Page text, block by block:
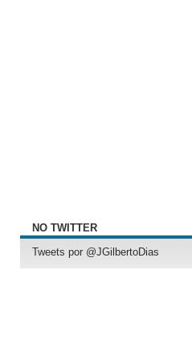
NO TWITTER
Tweets por @JGilbertoDias